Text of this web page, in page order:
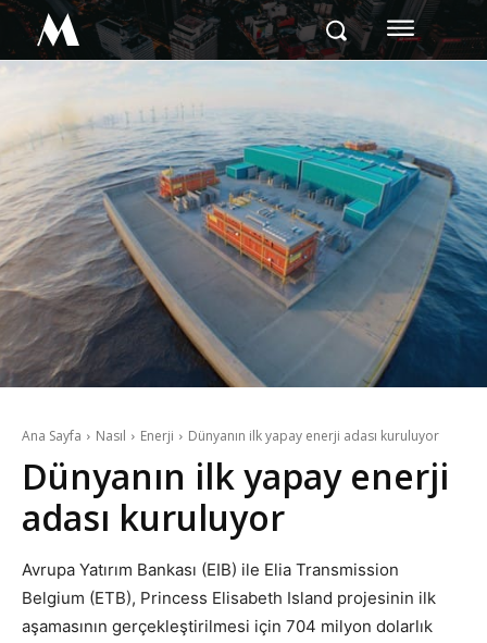
M
Ana Sayfa Nasıl Enerji Dünyanın ilk yapay enerji adası kuruluyor
Dünyanın ilk yapay enerji
adası kuruluyor
Avrupa Yatırım Bankası (EIB) ile Elia Transmission
Belgium (ETB), Princess Elisabeth Island projesinin ilk
aşamasının gerçekleştirilmesi için 704 milyon dolarlık